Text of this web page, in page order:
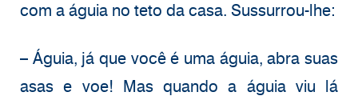
com a águia no teto da casa. Sussurrou-lhe:
– Águia, já que você é uma águia, abra suas
asas e voe! Mas quando a águia viu lá